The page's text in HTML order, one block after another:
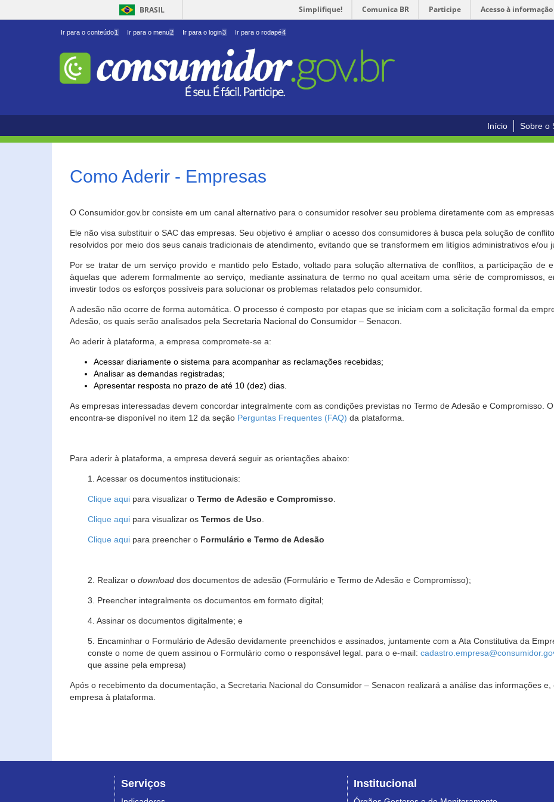
BRASIL Simplifique! Comunica BR Participe Acesso à informação
Ir para o conteúdo1 Ir para o menu2 Ir para o login3 Ir para o rodapé4
Início Sobre o
Como Aderir - Empresas
O Consumidor.gov.br consiste em um canal alternativo para o consumidor resolver seu problema diretamente com as
Ele não visa substituir o SAC das empresas. Seu objetivo é ampliar o acesso dos consumidores à busca pela solução de
resolvidos por meio dos seus canais tradicionais de atendimento, evitando que se transformem em litígios administrativos e/ou
Por se tratar de um serviço provido e mantido pelo Estado, voltado para solução alternativa de conflitos, a participação de
àquelas que aderem formalmente ao serviço, mediante assinatura de termo no qual aceitam uma série de compromissos,
investir todos os esforços possíveis para solucionar os problemas relatados pelo consumidor.
A adesão não ocorre de forma automática. O processo é composto por etapas que se iniciam com a solicitação formal da
Adesão, os quais serão analisados pela Secretaria Nacional do Consumidor – Senacon.
Ao aderir à plataforma, a empresa compromete-se a:
Acessar diariamente o sistema para acompanhar as reclamações recebidas;
Analisar as demandas registradas;
Apresentar resposta no prazo de até 10 (dez) dias.
As empresas interessadas devem concordar integralmente com as condições previstas no Termo de Adesão e Compromisso.
encontra-se disponível no item 12 da seção Perguntas Frequentes (FAQ) da plataforma.
Para aderir à plataforma, a empresa deverá seguir as orientações abaixo:
1. Acessar os documentos institucionais:
Clique aqui para visualizar o Termo de Adesão e Compromisso
Clique aqui para visualizar os Termos de Uso
Clique aqui para preencher o Formulário e Termo de Adesão
2. Realizar o download dos documentos de adesão (Formulário e Termo de Adesão e Compromisso);
3. Preencher integralmente os documentos em formato digital;
4. Assinar os documentos digitalmente; e
5. Encaminhar o Formulário de Adesão devidamente preenchidos e assinados, juntamente com a Ata Constitutiva da
conste o nome de quem assinou o Formulário como o responsável legal. para o e-mail:
que assine pela empresa)
Após o recebimento da documentação, a Secretaria Nacional do Consumidor – Senacon realizará a análise das informações
empresa à plataforma.
Serviços Institucional